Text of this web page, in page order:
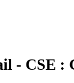
- CSE :